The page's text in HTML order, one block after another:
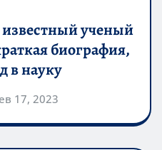
ученый
биография,
в науку
17, 2023